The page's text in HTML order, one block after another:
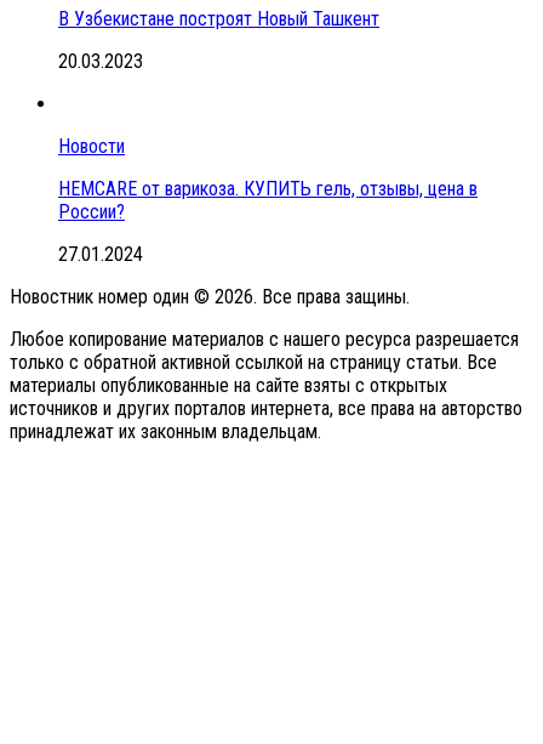
В Узбекистане построят Новый Ташкент
20.03.2023
Новости
HEMCARE от варикоза. КУПИТЬ гель, отзывы, цена в
России?
27.01.2024
Новостник номер один © 2026. Все права защины.
Любое копирование материалов с нашего ресурса разрешается
только с обратной активной ссылкой на страницу статьи. Все
материалы опубликованные на сайте взяты с открытых
источников и других порталов интернета, все права на авторство
принадлежат их законным владельцам.